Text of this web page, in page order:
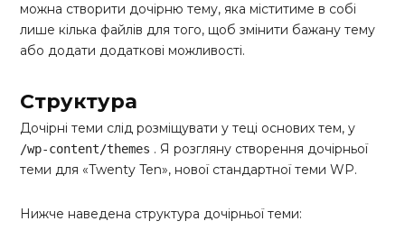
можна створити дочірню тему, яка міститиме в собі
лише кілька файлів для того, щоб змінити бажану тему
або додати додаткові можливості.
Структура
Дочірні теми слід розміщувати у теці основих тем, у
/wp-content/themes . Я розгляну створення дочірньої
теми для «Twenty Ten», нової стандартної теми WP.
Нижче наведена структура дочірньої теми: